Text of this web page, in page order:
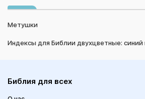
Метушки
Индексы для Библии двухцветные:
Библия для всех